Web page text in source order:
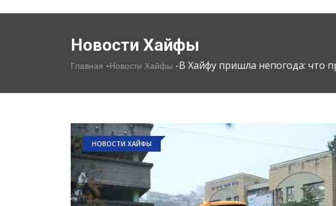
Новости Хайфы
Главная -Новости Хайфы -В Хайфу пришла непогода: что
НОВОСТИ ХАЙФЫ